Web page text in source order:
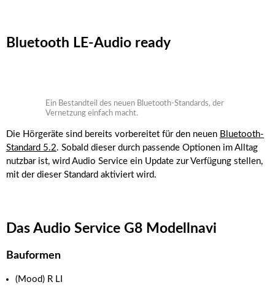
Bluetooth LE-Audio ready
Ein Bestandteil des neuen Bluetooth-Standards, der
Vernetzung einfach macht.
Die Hörgeräte sind bereits vorbereitet für den neuen Bluetooth-
Standard 5.2. Sobald dieser durch passende Optionen im Alltag
nutzbar ist, wird Audio Service ein Update zur Verfügung stellen,
mit der dieser Standard aktiviert wird.
Das Audio Service G8 Modellnavi
Bauformen
(Mood) R LI